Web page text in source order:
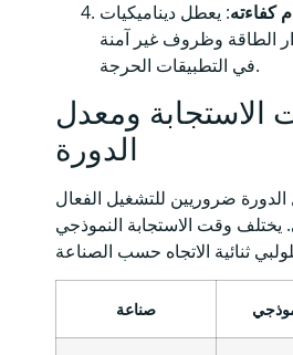
كفاءته: يعطل ديناميكيات
الطاقة وظروف غير آمنة
في التطبيقات الحرجة.
الاستجابة ومعدل
الدورة
ضروريين للتشغيل الفعال
يختلف وقت الاستجابة النموذجي
صناعة